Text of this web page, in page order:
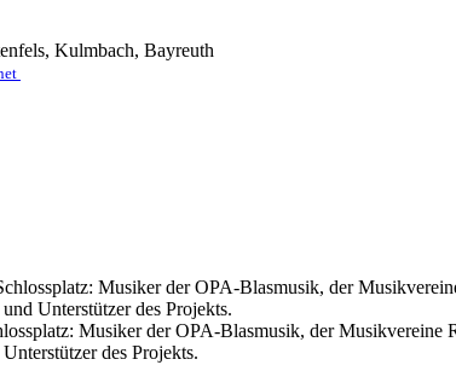
Kulmbach, Bayreuth
Musiker der OPA-Blasmusik, der Musikvereine
des Projekts.